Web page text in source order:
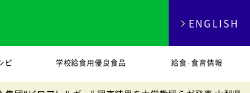
ピ 学校給食用優良食品 給食･食育情報
ENGLISH